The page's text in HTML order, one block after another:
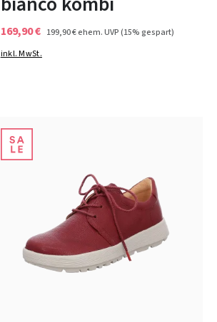
169,90 € 199,90 €ehem. UVP(15% gespart)
inkl. MwSt.